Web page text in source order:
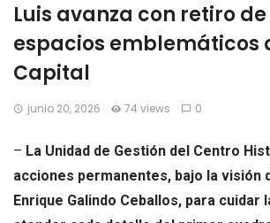
Luis avanza con retiro
espacios emblemáticos
Capital
junio 20, 2026 74 views 0
– La Unidad de Gestión del Centro
acciones permanentes, bajo la visión
Enrique Galindo Ceballos, para cuidar